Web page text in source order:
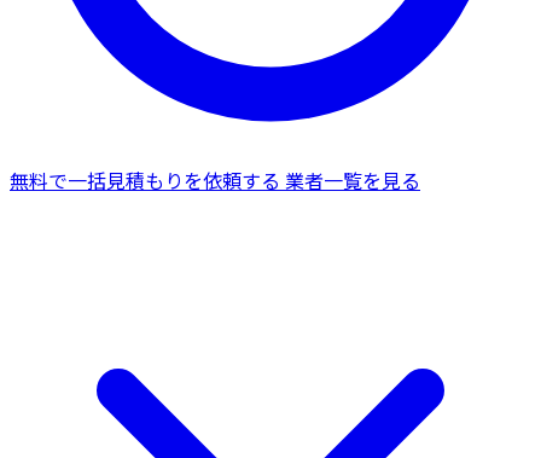
無料で一括見積もりを依頼する 業者一覧を見る